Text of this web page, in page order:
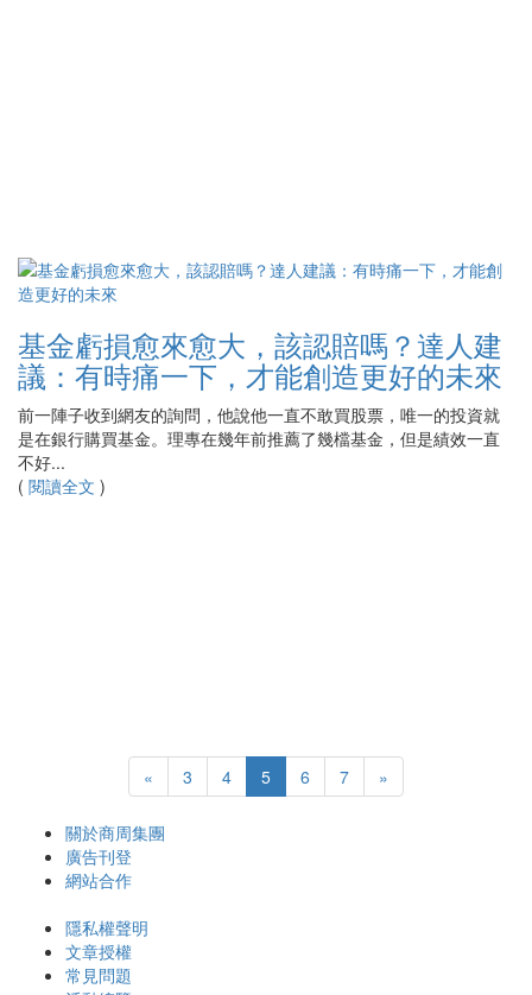
基金虧損愈來愈大，該認賠嗎？達人建
議：有時痛一下，才能創造更好的未來
前一陣子收到網友的詢問，他說他一直不敢買股票，唯一的投資就
是在銀行購買基金。理專在幾年前推薦了幾檔基金，但是績效一直
不好...
( 閱讀全文 )
« 3 4 5 6 7 »
關於商周集團
廣告刊登
網站合作
隱私權聲明
文章授權
常見問題